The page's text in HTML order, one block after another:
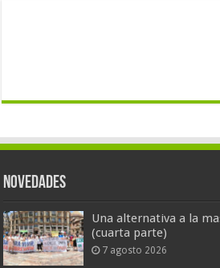
Novedades
Una alternativa a la
(cuarta parte)
7 agosto 2026